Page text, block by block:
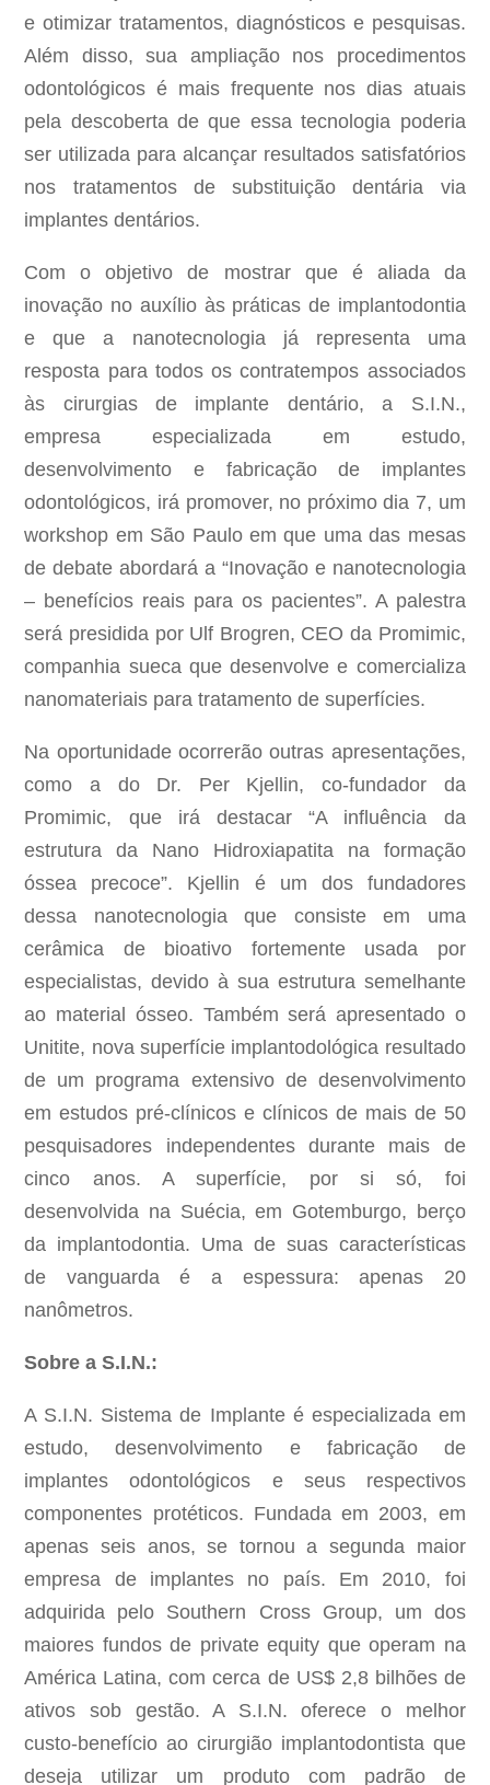
e otimizar tratamentos, diagnósticos e pesquisas.
Além disso, sua ampliação nos procedimentos
odontológicos é mais frequente nos dias atuais
pela descoberta de que essa tecnologia poderia
ser utilizada para alcançar resultados satisfatórios
nos tratamentos de substituição dentária via
implantes dentários.
Com o objetivo de mostrar que é aliada da
inovação no auxílio às práticas de implantodontia
e que a nanotecnologia já representa uma
resposta para todos os contratempos associados
às cirurgias de implante dentário, a S.I.N.,
empresa especializada em estudo,
desenvolvimento e fabricação de implantes
odontológicos, irá promover, no próximo dia 7, um
workshop em São Paulo em que uma das mesas
de debate abordará a “Inovação e nanotecnologia
– benefícios reais para os pacientes”. A palestra
será presidida por Ulf Brogren, CEO da Promimic,
companhia sueca que desenvolve e comercializa
nanomateriais para tratamento de superfícies.
Na oportunidade ocorrerão outras apresentações,
como a do Dr. Per Kjellin, co-fundador da
Promimic, que irá destacar “A influência da
estrutura da Nano Hidroxiapatita na formação
óssea precoce”. Kjellin é um dos fundadores
dessa nanotecnologia que consiste em uma
cerâmica de bioativo fortemente usada por
especialistas, devido à sua estrutura semelhante
ao material ósseo. Também será apresentado o
Unitite, nova superfície implantodológica resultado
de um programa extensivo de desenvolvimento
em estudos pré-clínicos e clínicos de mais de 50
pesquisadores independentes durante mais de
cinco anos. A superfície, por si só, foi
desenvolvida na Suécia, em Gotemburgo, berço
da implantodontia. Uma de suas características
de vanguarda é a espessura: apenas 20
nanômetros.
Sobre a S.I.N.:
A S.I.N. Sistema de Implante é especializada em
estudo, desenvolvimento e fabricação de
implantes odontológicos e seus respectivos
componentes protéticos. Fundada em 2003, em
apenas seis anos, se tornou a segunda maior
empresa de implantes no país. Em 2010, foi
adquirida pelo Southern Cross Group, um dos
maiores fundos de private equity que operam na
América Latina, com cerca de US$ 2,8 bilhões de
ativos sob gestão. A S.I.N. oferece o melhor
custo-benefício ao cirurgião implantodontista que
deseja utilizar um produto com padrão de